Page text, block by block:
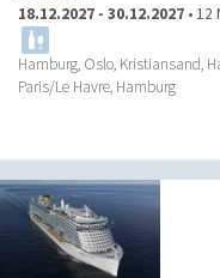
18.12.2027 - 30.12.2027 • 12
Hamburg, Oslo, Kristiansand,
Paris/Le Havre, Hamburg